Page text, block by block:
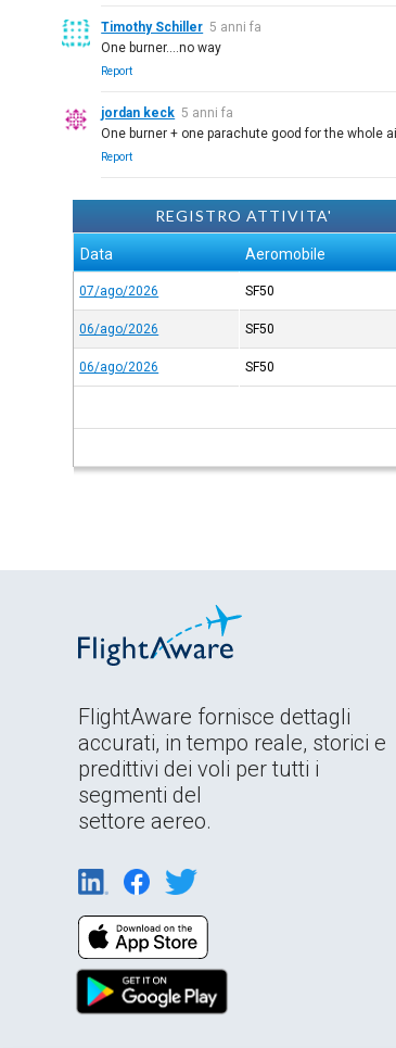
Timothy Schiller 5 anni fa
One burner....no way
Report
jordan keck 5 anni fa
One burner + one parachute good for the whole
Report
REGISTRO ATTIVITA'
Data Aeromobile
07/ago/2026 SF50
06/ago/2026 SF50
06/ago/2026 SF50
FlightAware fornisce dettagli
accurati, in tempo reale, storici e
predittivi dei voli per tutti i
segmenti del
settore aereo.